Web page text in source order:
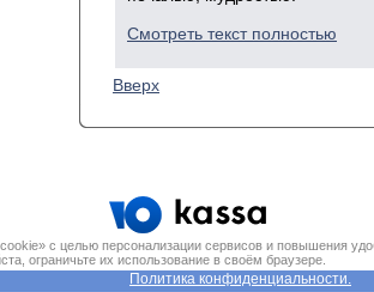
Смотреть текст полностью
Вверх
с целью персонализации сервисов и повышения
ограничьте их использование в своём браузере.
Политика конфиденциальности.